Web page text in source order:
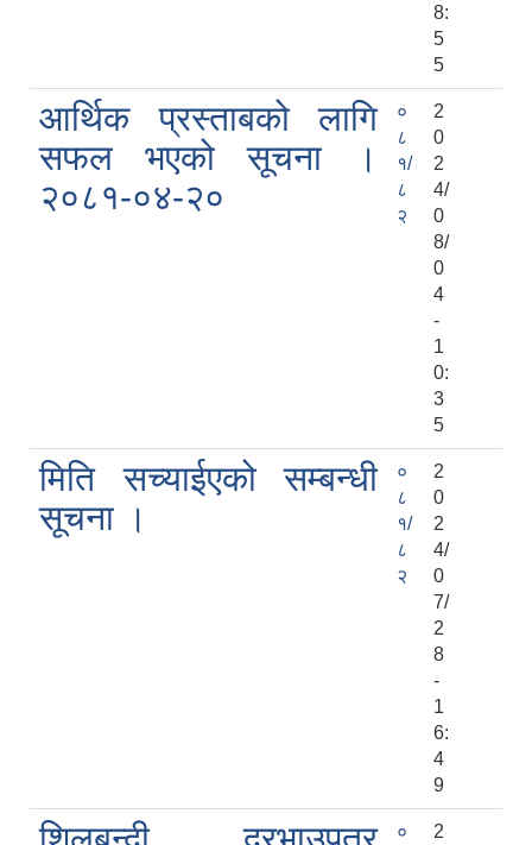
8:
5
5
आर्थिक प्रस्ताबको लागि
सफल भएको सूचना ।
२०८१-०४-२०
०
८
१/
८
२
2
0
2
4/
0
8/
0
4
-
1
0:
3
5
मिति सच्याईएको सम्बन्धी
सूचना ।
०
८
१/
८
२
2
0
2
4/
0
7/
2
8
-
1
6:
4
9
० 2